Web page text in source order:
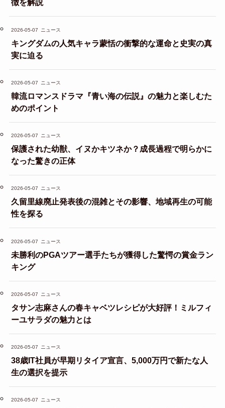
徴を解説
2026-05-07 ニュース
キングダムの人気キャラ蒙恬の衝撃的な運命と史実の真
実に迫る
2026-05-07 ニュース
韓流ロマンスドラマ『青い海の伝説』の魅力と楽しむた
めのポイント
2026-05-07 ニュース
保護された幼獣、イヌかキツネか？成長過程で明らかに
なった驚きの正体
2026-05-07 ニュース
久留里線廃止発表後の混雑とその影響、地域再生の可能
性を探る
2026-05-07 ニュース
未勝利のPGAツアー選手たちが獲得した驚愕の賞金ラン
キング
2026-05-07 ニュース
タサン志麻さんの春キャベツレシピが大好評！ミルフィ
ーユサラダの魅力とは
2026-05-07 ニュース
38歳IT社員が早期リタイア宣言、5,000万円で新たな人
生の選択を提示
2026-05-07 ニュース